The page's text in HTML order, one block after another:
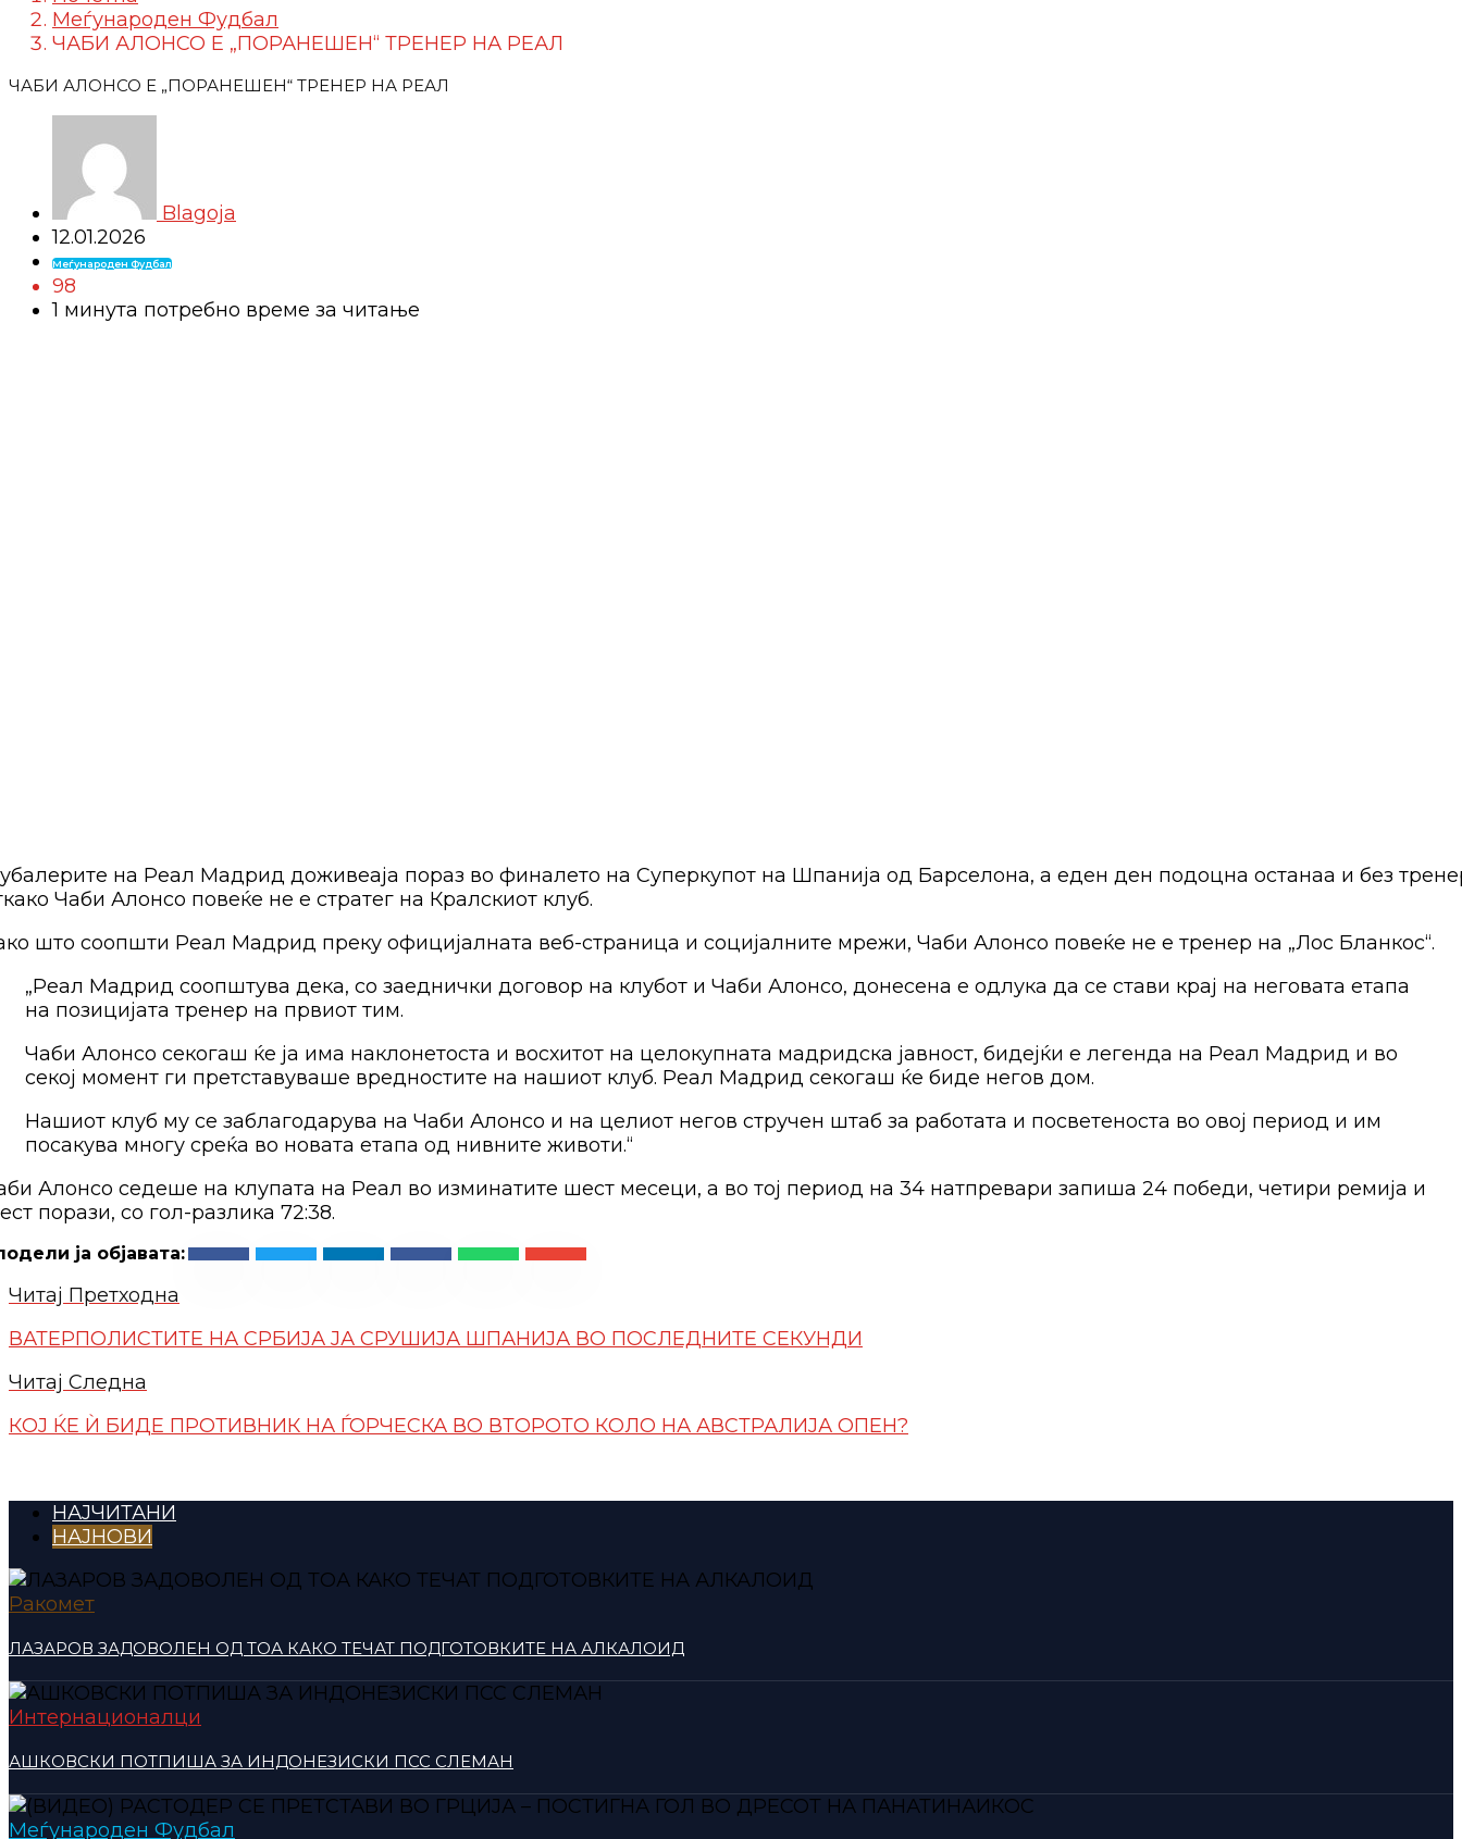
Меѓународен Фудбал
ЧАБИ АЛОНСО Е „ПОРАНЕШЕН“ ТРЕНЕР НА РЕАЛ
ЧАБИ АЛОНСО Е „ПОРАНЕШЕН“ ТРЕНЕР НА РЕАЛ
Blagoja
12.01.2026
Меѓународен Фудбал
98
1 минутa потребно време за читање
на Реал Мадрид доживеаја пораз во финалето на Суперкупот на Шпанија од Барселона, а еден ден подоцна останаа и без
Чаби Алонсо повеќе не е стратег на Кралскиот клуб.
што соопшти Реал Мадрид преку официјалната веб-страница и социјалните мрежи, Чаби Алонсо повеќе не е тренер на „Лос Бланкос“.
„Реал Мадрид соопштува дека, со заеднички договор на клубот и Чаби Алонсо, донесена е одлука да се стави крај на неговата етапа
на позицијата тренер на првиот тим.
Чаби Алонсо секогаш ќе ја има наклонетоста и восхитот на целокупната мадридска јавност, бидејќи е легенда на Реал Мадрид и во
секој момент ги претставуваше вредностите на нашиот клуб. Реал Мадрид секогаш ќе биде негов дом.
Нашиот клуб му се заблагодарува на Чаби Алонсо и на целиот негов стручен штаб за работата и посветеноста во овој период и им
посакува многу среќа во новата етапа од нивните животи.“
Алонсо седеше на клупата на Реал во изминатите шест месеци, а во тој период на 34 натпревари запиша 24 победи, четири ремија и
порази, со гол-разлика 72:38.
Читај Претходна
ВАТЕРПОЛИСТИТЕ НА СРБИЈА ЈА СРУШИЈА ШПАНИЈА ВО ПОСЛЕДНИТЕ СЕКУНДИ
Читај Следна
КОЈ ЌЕ Ѝ БИДЕ ПРОТИВНИК НА ЃОРЧЕСКА ВО ВТОРОТО КОЛО НА АВСТРАЛИЈА ОПЕН?
НАЈЧИТАНИ
НАЈНОВИ
Ракомет
ЛАЗАРОВ ЗАДОВОЛЕН ОД ТОА КАКО ТЕЧАТ ПОДГОТОВКИТЕ НА АЛКАЛОИД
Интернационалци
АШКОВСКИ ПОТПИША ЗА ИНДОНЕЗИСКИ ПСС СЛЕМАН
Меѓународен Фудбал